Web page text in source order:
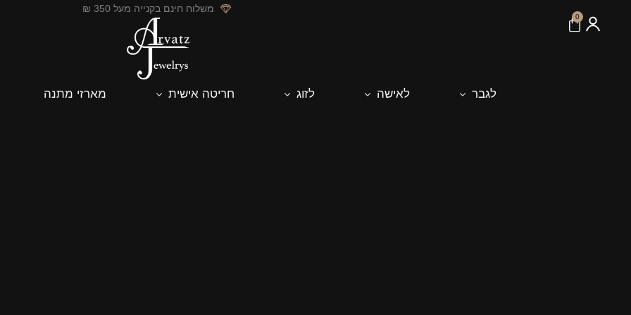
משלוח חינם בקנייה מעל 350 ₪
0
לגבר לאישה לזוג חריטה אישית מארזי מתנה